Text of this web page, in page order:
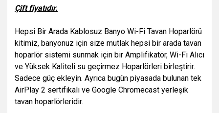
Çift fiyatıdır.
Hepsi Bir Arada Kablosuz Banyo Wi-Fi Tavan Hoparlörü
kitimiz, banyonuz için size mutlak hepsi bir arada tavan
hoparlör sistemi sunmak için bir Amplifikatör, Wi-Fi Alıcı
ve Yüksek Kaliteli su geçirmez Hoparlörleri birleştirir.
Sadece güç ekleyin. Ayrıca bugün piyasada bulunan tek
AirPlay 2 sertifikalı ve Google Chromecast yerleşik
tavan hoparlörleridir.